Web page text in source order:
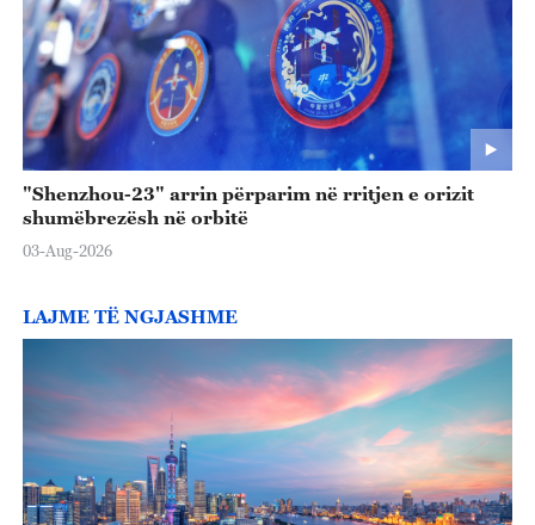
"Shenzhou-23" arrin përparim në rritjen e orizit
shumëbrezësh në orbitë
03-Aug-2026
LAJME TË NGJASHME